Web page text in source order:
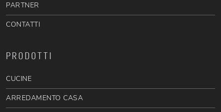
PARTNER
CONTATTI
PRODOTTI
CUCINE
ARREDAMENTO CASA